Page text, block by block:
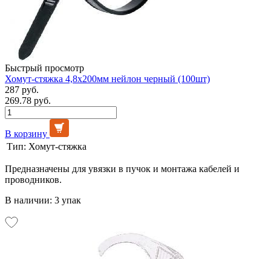
Быстрый просмотр
Хомут-стяжка 4,8х200мм нейлон черный (100шт)
287 руб.
269.78 руб.
В корзину
Тип: Хомут-стяжка
Предназначены для увязки в пучок и монтажа кабелей и
проводников.
В наличии: 3 упак